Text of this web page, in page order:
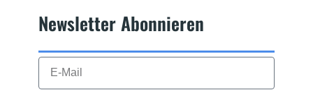
Newsletter Abonnieren​